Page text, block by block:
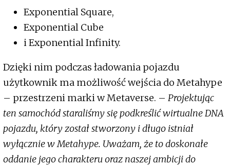
Exponential Square,
Exponential Cube
i Exponential Infinity.
Dzięki nim podczas ładowania pojazdu
użytkownik ma możliwość wejścia do Metahype
– przestrzeni marki w Metaverse. – Projektując
ten samochód staraliśmy się podkreślić wirtualne DNA
pojazdu, który został stworzony i długo istniał
wyłącznie w Metahype. Uważam, że to doskonałe
oddanie jego charakteru oraz naszej ambicji do